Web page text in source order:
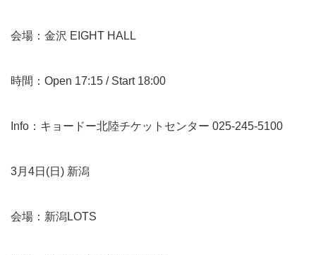
会場：金沢 EIGHT HALL
時間：Open 17:15 / Start 18:00
Info：キョードー北陸チケットセンター 025-245-5100
3月4日(日) 新潟
会場：新潟LOTS